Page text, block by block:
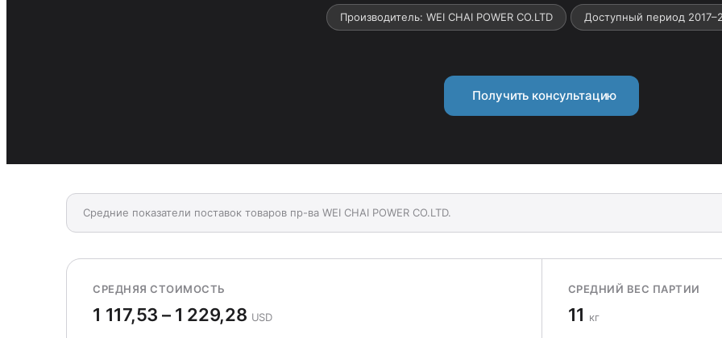
Производитель: WEI CHAI POWER CO.LTD Доступный период
Получить консультацию
Средние показатели поставок товаров пр-ва WEI CHAI POWER CO.LTD.
СРЕДНЯЯ СТОИМОСТЬ
1 117,53 – 1 229,28 USD
СРЕДНИЙ ВЕС ПАРТИИ
11 кг